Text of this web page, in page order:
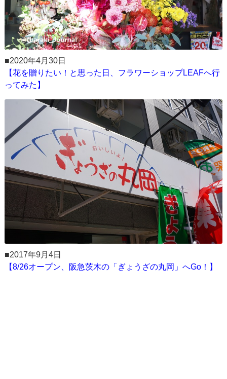
■2020年4月30日
【花を贈りたい！と思った日、フラワーショップLEAFへ行
ってみた】
■2017年9月4日
【8/26オープン、阪急茨木の「ぎょうざの丸岡」へGo！】